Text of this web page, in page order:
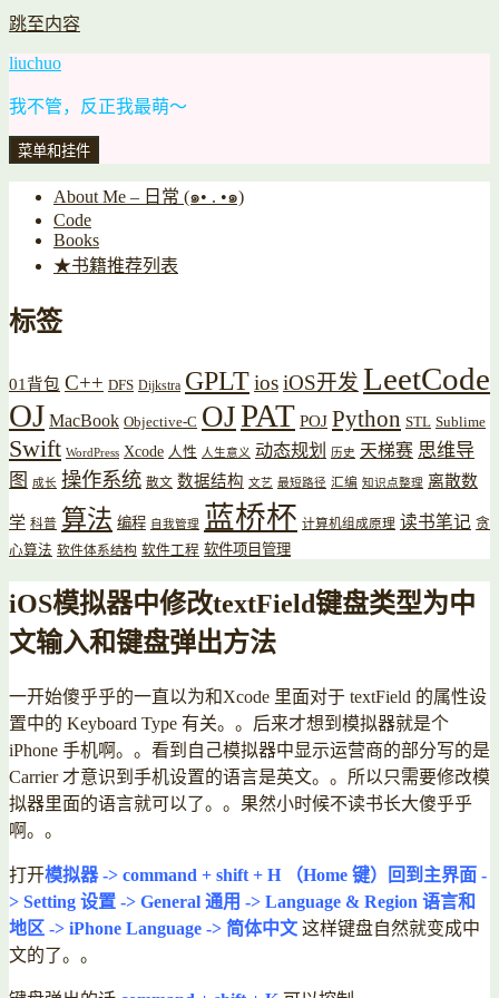
跳至内容
liuchuo
我不管，反正我最萌～
菜单和挂件
About Me – 日常 (๑• . •๑)
Code
Books
★书籍推荐列表
标签
01背包 C++ DFS Dijkstra GPLTiosiOS开发 LeetCode
OJ MacBook Objective-C OJPAT POJ Python STL Sublime
Swift WordPress Xcode 人性 人生意义 动态规划 历史 天梯赛 思维导
图
成长 操作系统 散文 数据结构 文艺 最短路径 汇编 知识点整理 离散数
学 科普 算法 编程 自我管理 蓝桥杯 计算机组成原理 读书笔记 贪
心算法 软件体系结构 软件工程 软件项目管理
iOS模拟器中修改textField键盘类型为中
文输入和键盘弹出方法
一开始傻乎乎的一直以为和Xcode 里面对于 textField 的属性设
置中的 Keyboard Type 有关。。后来才想到模拟器就是个
iPhone 手机啊。。看到自己模拟器中显示运营商的部分写的是
Carrier 才意识到手机设置的语言是英文。。所以只需要修改模
拟器里面的语言就可以了。。果然小时候不读书长大傻乎乎
啊。。
打开模拟器 -> command + shift + H （Home 键）回到主界面 -
> Setting 设置 -> General 通用 -> Language & Region 语言和
地区 -> iPhone Language -> 简体中文 这样键盘自然就变成中
文的了。。